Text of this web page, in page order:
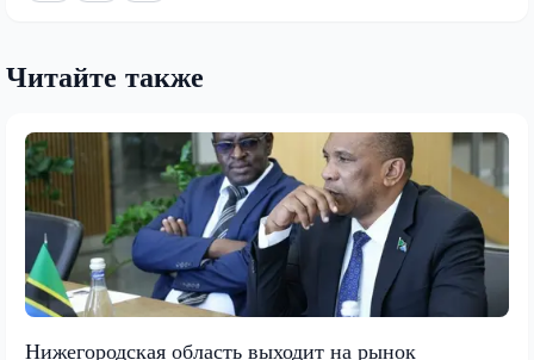
Читайте также
Нижегородская область выходит на рынок